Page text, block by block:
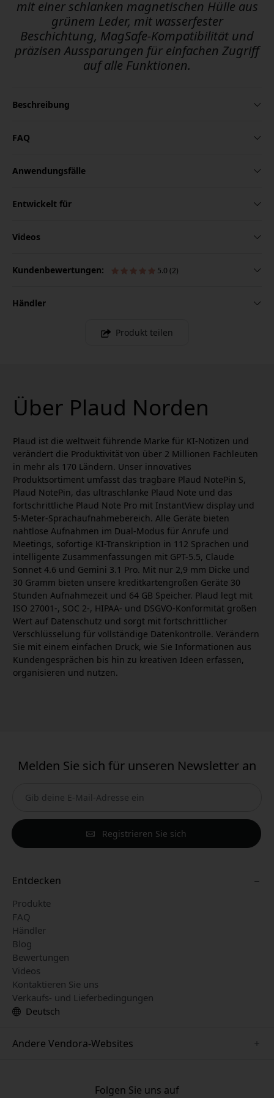
mit einer schlanken magnetischen Hülle aus
grünem Leder, mit wasserfester
Beschichtung, MagSafe-Kompatibilität und
präzisen Aussparungen für einfachen Zugriff
auf alle Funktionen.
Beschreibung
FAQ
Anwendungsfälle
Entwickelt für
Videos
Kundenbewertungen: 5.0 (2)
Händler
Produkt teilen
Über Plaud Norden
Plaud ist die weltweit führende Marke für KI-Notizen und
verändert die Produktivität von über 2 Millionen Fachleuten
in mehr als 170 Ländern. Unser innovatives
Produktsortiment umfasst das tragbare Plaud NotePin S,
Plaud NotePin, das ultraschlanke Plaud Note und das
fortschrittliche Plaud Note Pro mit InstantView display und
5-Meter-Sprachaufnahmebereich. Alle Geräte bieten
nahtlose Aufnahmen im Dual-Modus für Anrufe und
Meetings, sofortige KI-Transkription in 112 Sprachen und
intelligente Zusammenfassungen mit GPT-5.5, Claude
Sonnet 4.6 und Gemini 3.1 Pro. Mit nur 2,9 mm Dicke und
30 Gramm bieten unsere kreditkartengroßen Geräte 30
Stunden Aufnahmezeit und 64 GB Speicher. Plaud legt mit
ISO 27001-, SOC 2-, HIPAA- und DSGVO-Konformität großen
Wert auf Datenschutz und sorgt mit fortschrittlicher
Verschlüsselung für vollständige Datenkontrolle. Verändern
Sie mit einem einfachen Druck, wie Sie Informationen aus
Kundengesprächen bis hin zu kreativen Ideen erfassen,
organisieren und nutzen.
Melden Sie sich für unseren Newsletter an
Registrieren Sie sich
Entdecken
Produkte
FAQ
Händler
Blog
Bewertungen
Videos
Kontaktieren Sie uns
Verkaufs- und Lieferbedingungen
Deutsch
Andere Vendora-Websites
Folgen Sie uns auf